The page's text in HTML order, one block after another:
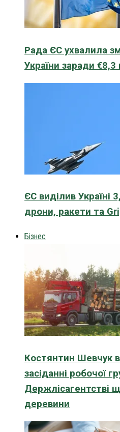
Рада ЄС ухвалила
України заради
ЄС виділив Україні
дрони, ракети та
Бізнес
Костянтин Шевчук
засіданні робочої
Держлісагентстві
деревини